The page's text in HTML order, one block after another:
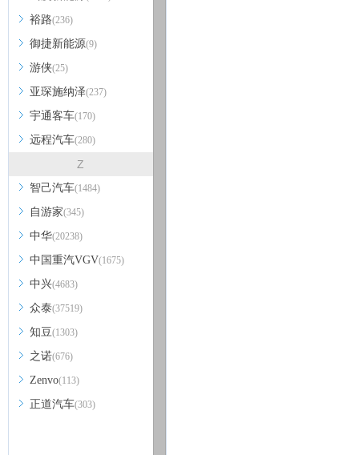
裕路(236)
御捷新能源(9)
游侠(25)
亚琛施纳泽(237)
宇通客车(170)
远程汽车(280)
Z
智己汽车(1484)
自游家(345)
中华(20238)
中国重汽VGV(1675)
中兴(4683)
众泰(37519)
知豆(1303)
之诺(676)
Zenvo(113)
正道汽车(303)